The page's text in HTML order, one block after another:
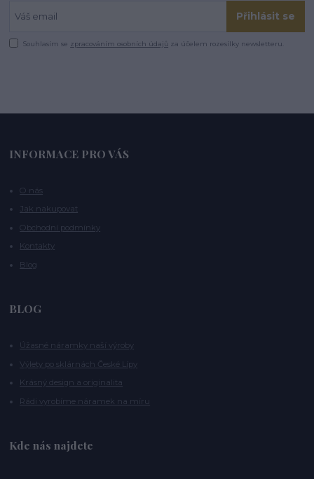
Přihlásit se
Souhlasím se zpracováním osobních údajů za účelem rozesílky newsletteru.
INFORMACE PRO VÁS
O nás
Jak nakupovat
Obchodní podmínky
Kontakty
Blog
BLOG
Úžasné náramky naší výroby
Výlety po sklárnách České Lípy
Krásný design a originalita
Rádi vyrobíme náramek na míru
Kde nás najdete